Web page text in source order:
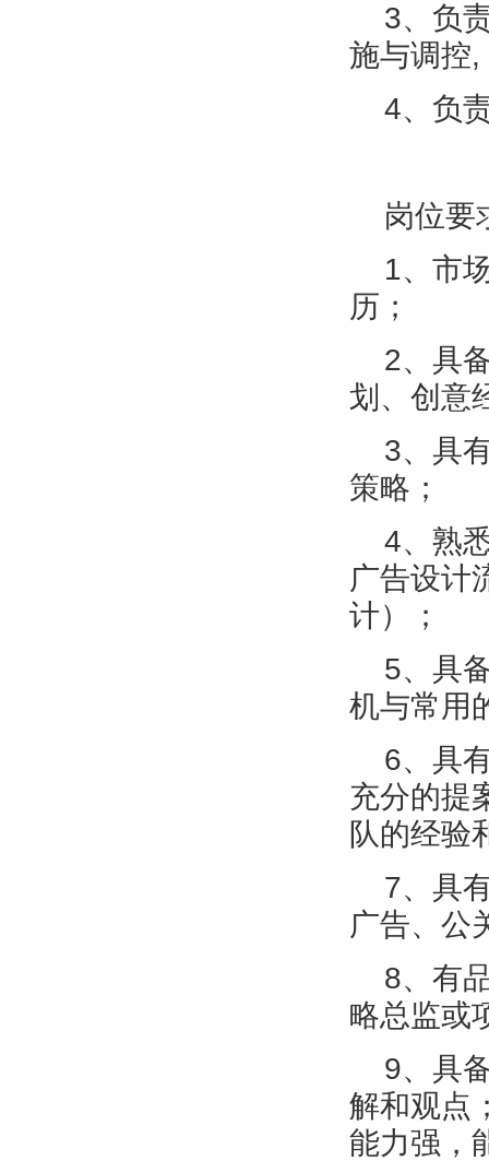
3、负责
施与调控
4、负责
岗位要
1、市场
历；
2、具备
划、创意
3、具有
策略；
4、熟悉
广告设计
计）；
5、具备
机与常用
6、具有
充分的提
队的经验
7、具有
广告、公
8、有品
略总监或
9、具备
解和观点
能力强，